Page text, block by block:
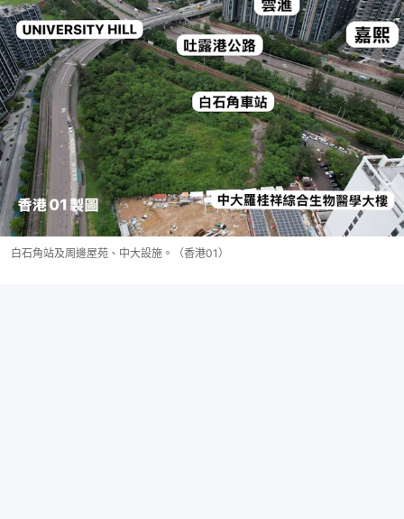
白石角站及周邊屋苑、中大設施。（香港01）